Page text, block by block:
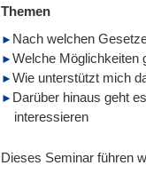
Themen
Nach welchen
Welche Möglichkeiten
Wie unterstützt mich
Darüber hinaus geht
interessieren
Dieses Seminar führen